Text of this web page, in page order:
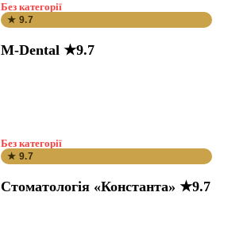
Без категорії
★ 9.7
M-Dental ★9.7
Без категорії
★ 9.7
Стоматологія «Константа» ★9.7